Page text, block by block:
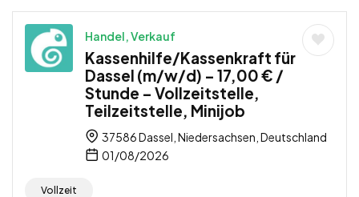
Handel, Verkauf
Kassenhilfe/Kassenkraft für
Dassel (m/w/d) – 17,00 € /
Stunde – Vollzeitstelle,
Teilzeitstelle, Minijob
37586 Dassel, Niedersachsen, Deutschland
01/08/2026
Vollzeit